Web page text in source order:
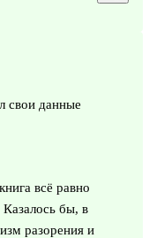
свои данные
всё равно
Казалось бы, в
разорения и